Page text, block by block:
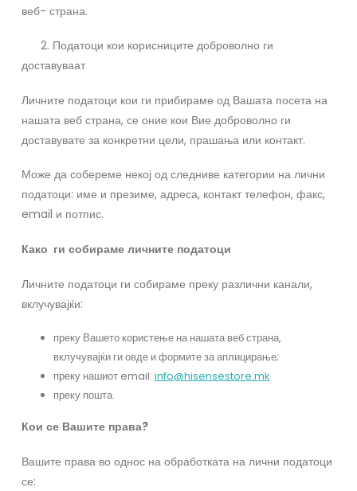
веб- страна.
2. Податоци кои корисниците доброволно ги
доставуваат
Личните податоци кои ги прибираме од Вашата посета на
нашата веб страна, се оние кои Вие доброволно ги
доставувате за конкретни цели, прашања или контакт.
Може да собереме некој од следниве категории на лични
податоци: име и презиме, адреса, контакт телефон, факс,
email и потпис.
Како ги собираме личните податоци
Личните податоци ги собираме преку различни канали,
вклучувајќи:
преку Вашето користење на нашата веб страна,
вклучувајќи ги овде и формите за аплицирање;
преку нашиот email: info@hisensestore.mk
преку пошта.
Кои се Вашите права?
Вашите права во однос на обработката на лични податоци
се: